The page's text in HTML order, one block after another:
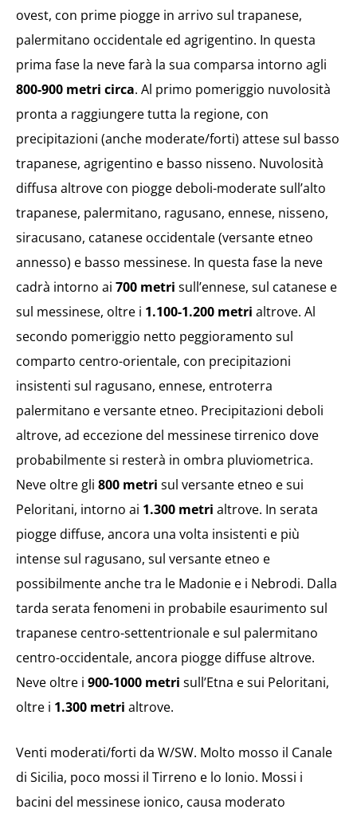
ovest, con prime piogge in arrivo sul trapanese,
palermitano occidentale ed agrigentino. In questa
prima fase la neve farà la sua comparsa intorno agli
800-900 metri circa. Al primo pomeriggio nuvolosità
pronta a raggiungere tutta la regione, con
precipitazioni (anche moderate/forti) attese sul basso
trapanese, agrigentino e basso nisseno. Nuvolosità
diffusa altrove con piogge deboli-moderate sull’alto
trapanese, palermitano, ragusano, ennese, nisseno,
siracusano, catanese occidentale (versante etneo
annesso) e basso messinese. In questa fase la neve
cadrà intorno ai 700 metri sull’ennese, sul catanese e
sul messinese, oltre i 1.100-1.200 metri altrove. Al
secondo pomeriggio netto peggioramento sul
comparto centro-orientale, con precipitazioni
insistenti sul ragusano, ennese, entroterra
palermitano e versante etneo. Precipitazioni deboli
altrove, ad eccezione del messinese tirrenico dove
probabilmente si resterà in ombra pluviometrica.
Neve oltre gli 800 metri sul versante etneo e sui
Peloritani, intorno ai 1.300 metri altrove. In serata
piogge diffuse, ancora una volta insistenti e più
intense sul ragusano, sul versante etneo e
possibilmente anche tra le Madonie e i Nebrodi. Dalla
tarda serata fenomeni in probabile esaurimento sul
trapanese centro-settentrionale e sul palermitano
centro-occidentale, ancora piogge diffuse altrove.
Neve oltre i 900-1000 metri sull’Etna e sui Peloritani,
oltre i 1.300 metri altrove.
Venti moderati/forti da W/SW. Molto mosso il Canale
di Sicilia, poco mossi il Tirreno e lo Ionio. Mossi i
bacini del messinese ionico, causa moderato